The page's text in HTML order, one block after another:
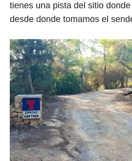
tienes una pista del sitio
desde donde tomamos el